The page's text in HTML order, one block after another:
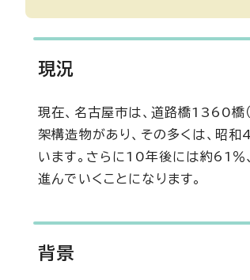
現況
現在、名古屋市は、道路橋1360橋
架構造物があり、その多くは、昭
います。さらに10年後には約61
進んでいくことになります。
背景